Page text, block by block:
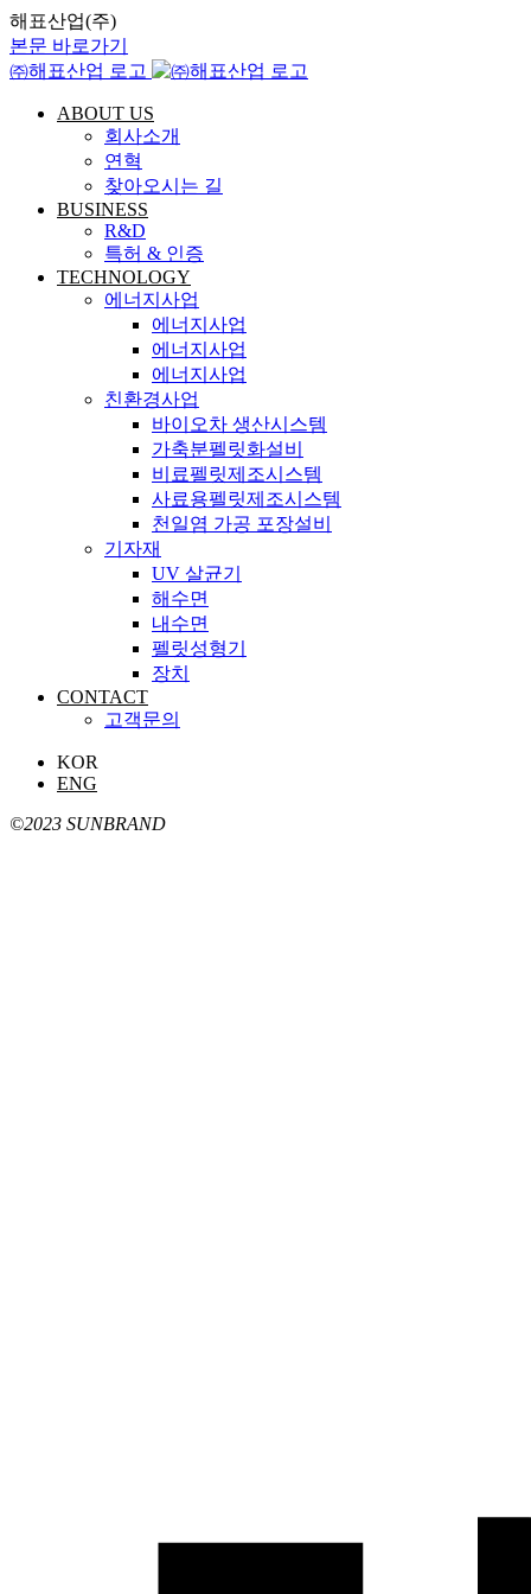
해표산업(주)
본문 바로가기
㈜해표산업 로고
ABOUT US
회사소개
연혁
찾아오시는 길
BUSINESS
R&D
특허 & 인증
TECHNOLOGY
에너지사업
에너지사업
에너지사업
에너지사업
친환경사업
바이오차 생산시스템
가축분펠릿화설비
비료펠릿제조시스템
사료용펠릿제조시스템
천일염 가공 포장설비
기자재
UV 살균기
해수면
내수면
펠릿성형기
장치
CONTACT
고객문의
KOR
ENG
©2023 SUNBRAND